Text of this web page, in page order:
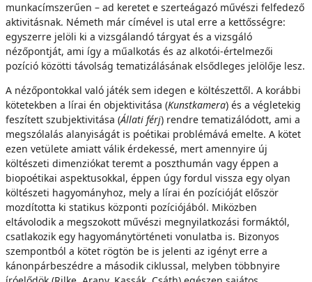
munkacímszerűen – ad keretet e szerteágazó művészi felfedező
aktivitásnak. Németh már címével is utal erre a kettősségre:
egyszerre jelöli ki a vizsgálandó tárgyat és a vizsgáló
nézőpontját, ami így a műalkotás és az alkotói-értelmezői
pozíció közötti távolság tematizálásának elsődleges jelölője lesz.
A nézőpontokkal való játék sem idegen e költészettől. A korábbi
kötetekben a lírai én objektivitása (Kunstkamera) és a végletekig
feszített szubjektivitása (Állati férj) rendre tematizálódott, ami a
megszólalás alanyiságát is poétikai problémává emelte. A kötet
ezen vetülete amiatt válik érdekessé, mert amennyire új
költészeti dimenziókat teremt a poszthumán vagy éppen a
biopoétikai aspektusokkal, éppen úgy fordul vissza egy olyan
költészeti hagyományhoz, mely a lírai én pozícióját először
mozdította ki statikus központi pozíciójából. Miközben
eltávolodik a megszokott művészi megnyilatkozási formáktól,
csatlakozik egy hagyománytörténeti vonulatba is. Bizonyos
szempontból a kötet rögtön be is jelenti az igényt erre a
kánonpárbeszédre a második ciklussal, melyben többnyire